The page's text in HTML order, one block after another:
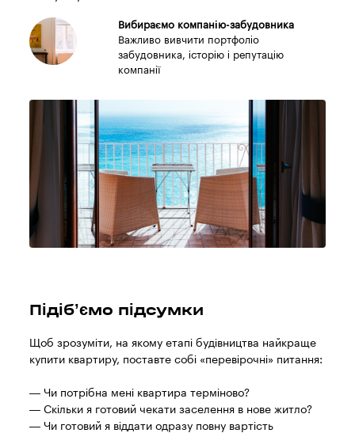
Вибираємо компанію-забудовника
Важливо вивчити портфоліо
забудовника, історію і репутацію
компанії
Підіб’ємо підсумки
Щоб зрозуміти, на якому етапі будівництва найкраще
купити квартиру, поставте собі «перевірочні» питання:
— Чи потрібна мені квартира терміново?
— Скільки я готовий чекати заселення в нове житло?
— Чи готовий я віддати одразу повну вартість